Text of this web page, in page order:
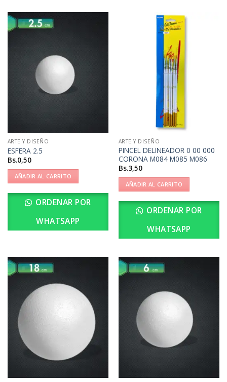
ARTE Y DISEÑO
ESFERA 2.5
Bs.0,50
AÑADIR AL CARRITO
ORDENAR POR
WHATSAPP
ARTE Y DISEÑO
PINCEL DELINEADOR 0 00 000
CORONA M084 M085 M086
Bs.3,50
AÑADIR AL CARRITO
ORDENAR POR
WHATSAPP